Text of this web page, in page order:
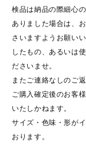
検品は納品の際細心
ありました場合は、
さいますようお願い
したもの、あるいは
ださいませ。
またご連絡なしのご
ご購入確定後のお客
いたしかねます。
サイズ・色味・形が
おります。